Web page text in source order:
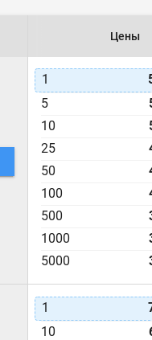
Цены
1
5
10
25
50
100
500
1000
5000
1
10